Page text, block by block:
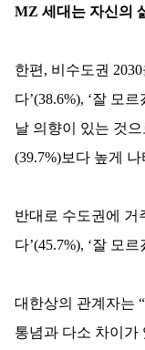
MZ 세대는 자신의
한편, 비수도권
다’(38.6%), ‘잘 모
날 의향이 있는 것
(39.7%)보다 높게
반대로 수도권에 거
다’(45.7%), ‘잘 모
대한상의 관계자는
통념과 다소 차이가